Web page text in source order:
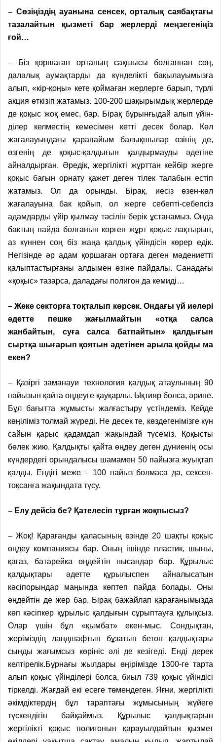
– Сөзіңіздің ауанына сенсек, орталық саябақтағы
тазалайтын қызметі бар жерлерді меңзегеніңіз
ғой…
– Біз қоршаған ортаның сақшысы болғаннан соң,
далалық аумақтарды да күнделікті бақылауымызға
алып, «кір-қоңы» кете қоймаған жерлерге барып, түрлі
акция өткізіп жатамыз. 100-200 шақырымдық жерлерде
де қоқыс жоқ емес, бар. Бірақ бұрынғыдай алып үйін­
ділер келместің кемесімен кетті десек болар. Көл
жағалауындағы қарапайым балықшылар өзінің де,
өзгенің де қоқыс-қалдығын қалдырмауды әдетіне
айналдырған. Әредік, жергілікті жұрттан кейбір жерге
қоқыс багын орнату қажет деген тілек талабын естіп
жатамыз. Ол да орынды. Бірақ, иесіз өзен-көл
жағалауына бак қойып, ол жерге себепті-себепсіз
адамдарды үйір қылмау тәсілін берік ұстанамыз. Онда
бактың пайда болғанын көрген жұрт қоқыс лақтырып,
аз күннен соң біз жаңа қалдық үйіндісін көрер едік.
Негізінде әр адам қоршаған ортаға деген мәдениетті
қалыптастырғаны алдымен өзіне пайдалы. Санадағы
«қоқыс» тазарса, даладағы полигон да кемиді…
– Жеке секторға тоқталып көрсек. Ондағы үй иелері
әдетте пешке жағылмайтын «отқа салса
жанбайтын, суға салса батпайтын» қалдығын
сыртқа шығарып қоятын әдетінен арыла қойды ма
екен?
– Қазіргі заманауи технология қалдық атаулының 90
пайызын қайта өңдеуге қау­қарлы. Ықтияр болса, әрине.
Бұл бағытта жұмысты жалғастыру үстіндеміз. Кейде
көңіліміз толмай жүреді. Не десек те, көздегенімізге күн
сайын қарыс қадамдап жақындай түсеміз. Қоқысты
бөлек жию. Қалдықты қайта өңдеу деген дүниенің осы
күндердегі орындалысы шамамен 50 пайызға жуықтап
қалды. Ендігі меже – 100 пайыз болмаса да, сексен-
тоқсанға жақындата түсу.
– Елу дейсіз бе? Қателесіп тұрған жоқпысыз?
– Жоқ! Қарағанды қаласының өзінде 20 шақты қоқыс
өңдеу компаниясы бар. Оның ішінде пластик, шыны,
қағаз, батарейка өңдейтін нысандар бар. Құрылыс
қалдықтары әдетте құрылыспен айналысатын
кәсіпорындар маңында көптеп пайда болады. Оны
өңдейтін де жер бар. Бірақ бажайлап қарағанымызда
көп кәсіпкер құрылыс қалдығын сұрыптауға құлықсыз.
Олар үшін бұл «қымбат» екен-мыс. Сондықтан,
жеріміздің ландшафтын бұзатын бетон қалдықтары
сынды жағымсыз көрініс әлі де кезігеді. Енді дерек
келтірелік.Бұрнағы жылдары өңірімізде 1300-ге тарта
алып қоқыс үйінділері болса, биыл 739 қоқыс үйіндісі
тіркелді. Жағдай екі есеге төмендеген. Яғни, жергілікті
әкімдіктердің бұл тараптағы жұмысының жүйеге
түскендігін байқаймыз. Құрылыс қалдықтарын
жергілікті қоқыс полигонын қарауылдайтын қызмет